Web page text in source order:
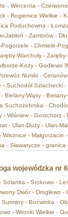
- Wincenta -
- Rogienice Wielkie -
Poduchowna -
Jabłoń - Zambrów -
- Chmiele-
Warchoły -
Kozy - Godlewo
Nurski -
Suchodół Szlachecki
Bielany-Wąsy -
Suchożebrska -
- Wiśniew - Gostchorz
- Ulan-Duży - Ulan-
- Małgorzacin
- Sławatycze - granica
wojewódzka nr
Solanka - Srokowo -
Dwór - Droglewo -
- Boćwinka -
- Wronki Wielkie -